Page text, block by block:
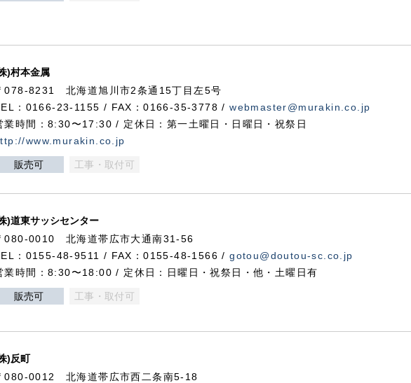
)村本金属
078-8231 北海道旭川市2条通15丁目左5号
：0166-23-1155 / FAX：0166-35-3778 /webmaster@murakin.co.jp
業時間：8:30〜17:30 / 定休日：第一土曜日・日曜日・祝祭日
www.murakin.co.jp
販売可 工事・取付可
)道東サッシセンター
080-0010 北海道帯広市大通南31-56
：0155-48-9511 / FAX：0155-48-1566 /gotou@doutou-sc.co.jp
業時間：8:30〜18:00 / 定休日：日曜日・祝祭日・他・土曜日有
販売可 工事・取付可
)反町
080-0012 北海道帯広市西二条南5-18